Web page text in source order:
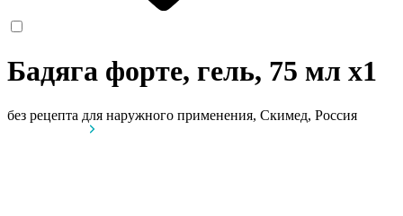
Бадяга форте, гель, 75 мл x1
без рецепта для наружного применения, Скимед, Россия